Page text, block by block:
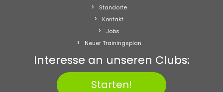
Standorte
Kontakt
Jobs
Neuer Trainingsplan
Interesse an unseren Clubs:
Starten!